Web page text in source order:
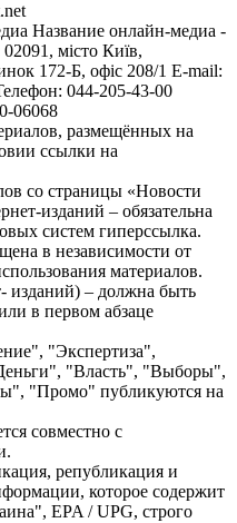
Название онлайн-медиа -
місто Київ,
172-Б, офіс 208/1 E-mail:
044-205-43-00
06068
размещённых на
ссылки на
со страницы «Новости
изданий – обязательна
систем гиперссылка.
в независимости от
материалов.
изданий) – должна быть
в первом абзаце
"Экспертиза",
"Власть", "Выборы",
"Промо" публикуются на
совместно с
републикация и
которое содержит
EPA / UPG, строго